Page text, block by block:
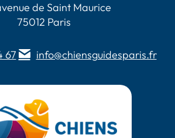
de Saint Maurice
75012 Paris
67 info@chiensguidesparis.fr